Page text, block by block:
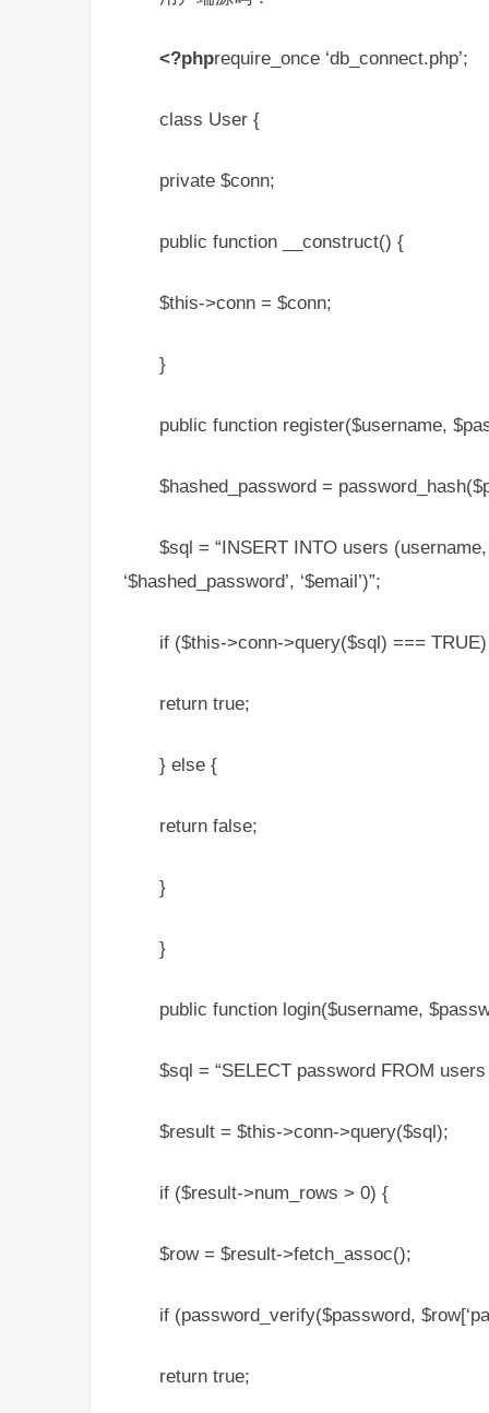
<?phprequire_once ‘db_connect.php’;
class User {
private $conn;
public function __construct() {
$this->conn = $conn;
}
public function register($username,
$hashed_password =
$sql = “INSERT INTO users
‘$hashed_password’, ‘$email’)”;
if ($this->conn->query($sql) ===
return true;
} else {
return false;
}
}
public function login($username,
$sql = “SELECT password FROM
$result = $this->conn->query($sql);
if ($result->num_rows > 0) {
$row = $result->fetch_assoc();
if (password_verify($password,
return true;